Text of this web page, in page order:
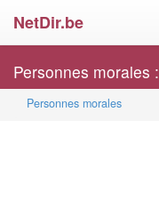
NetDir.be
Personnes morales
Personnes morales